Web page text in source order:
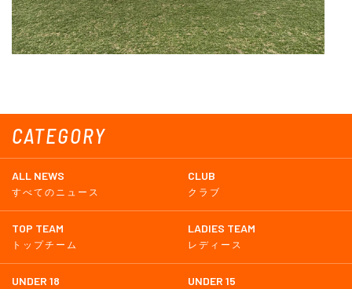
CATEGORY
ALL NEWS
すべてのニュース
CLUB
クラブ
TOP TEAM
トップチーム
LADIES TEAM
レディース
UNDER 18 UNDER 15